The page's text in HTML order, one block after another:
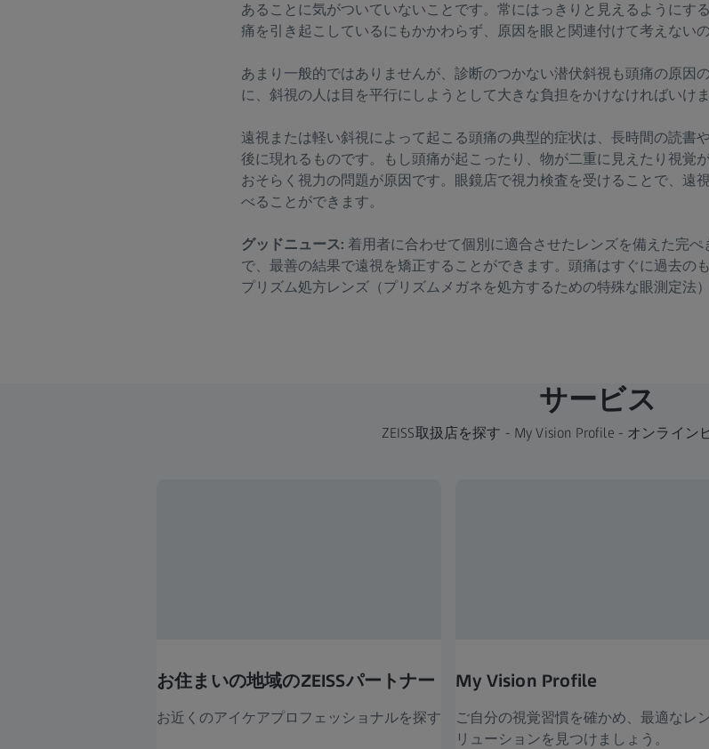
あることに気がついていないことです。常にはっきりと見えるようにす
痛を引き起こしているにもかかわらず、原因を眼と関連付けて考えないの
あまり一般的ではありませんが、診断のつかない潜伏斜視も頭痛の原因
に、斜視の人は目を平行にしようとして大きな負担をかけなければいけま
遠視または軽い斜視によって起こる頭痛の典型的症状は、長時間の読書
後に現れるものです。もし頭痛が起こったり、物が二重に見えたり視覚
おそらく視力の問題が原因です。眼鏡店で視力検査を受けることで、遠
べることができます。
グッドニュース: 着用者に合わせて個別に適合させたレンズを備えた完
で、最善の結果で遠視を矯正することができます。頭痛はすぐに過去の
プリズム処方レンズ（プリズムメガネを処方するための特殊な眼測定法
サービス
ZEISS取扱店を探す - My Vision Profile - オンライン
お住まいの地域のZEISSパートナー
お近くのアイケアプロフェッショナルを探す
My Vision Profile
ご自分の視覚習慣を確かめ、最適なレ
リューションを見つけましょう。